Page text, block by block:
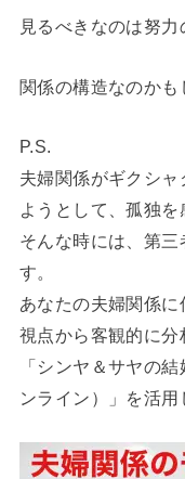
見るべきなのは努力
関係の構造なのかも
P.S.
夫婦関係がギクシ
ようとして、孤独を
そんな時には、第
す。
あなたの夫婦関係
視点から客観的に分
「シンヤ＆サヤの
ンライン）」を活用